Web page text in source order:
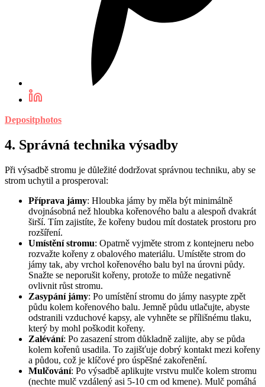
Depositphotos
4. Správná technika výsadby
Při výsadbě stromu je důležité dodržovat správnou techniku, aby se
strom uchytil a prosperoval:
Příprava jámy: Hloubka jámy by měla být minimálně
dvojnásobná než hloubka kořenového balu a alespoň dvakrát
širší. Tím zajistíte, že kořeny budou mít dostatek prostoru pro
rozšíření.
Umístění stromu: Opatrně vyjměte strom z kontejneru nebo
rozvažte kořeny z obalového materiálu. Umístěte strom do
jámy tak, aby vrchol kořenového balu byl na úrovni půdy.
Snažte se neporušit kořeny, protože to může negativně
ovlivnit růst stromu.
Zasypání jámy: Po umístění stromu do jámy nasypte zpět
půdu kolem kořenového balu. Jemně půdu utlačujte, abyste
odstranili vzduchové kapsy, ale vyhněte se přílišnému tlaku,
který by mohl poškodit kořeny.
Zalévání: Po zasazení strom důkladně zalijte, aby se půda
kolem kořenů usadila. To zajišťuje dobrý kontakt mezi kořeny
a půdou, což je klíčové pro úspěšné zakořenění.
Mulčování: Po výsadbě aplikujte vrstvu mulče kolem stromu
(nechte mulč vzdálený asi 5-10 cm od kmene). Mulč pomáhá